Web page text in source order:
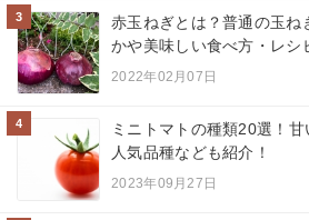
3
赤玉ねぎとは？普通の玉ね
かや美味しい食べ方・レシ
2022年02月07日
4
ミニトマトの種類20選！
人気品種なども紹介！
2023年09月27日